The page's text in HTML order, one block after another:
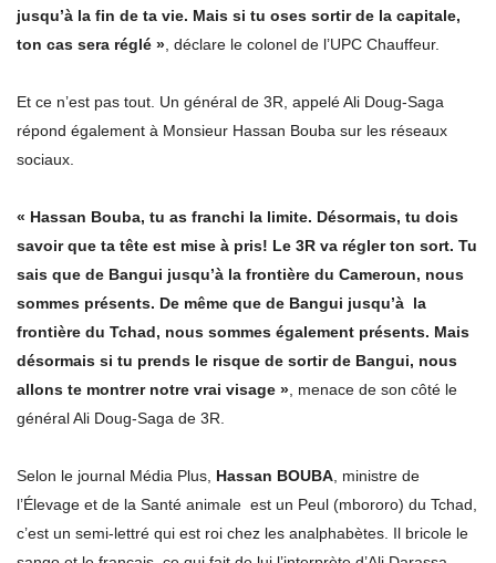
jusqu’à la fin de ta vie. Mais si tu oses sortir de la capitale,
ton cas sera réglé », déclare le colonel de l’UPC Chauffeur.
Et ce n’est pas tout. Un général de 3R, appelé Ali Doug-Saga
répond également à Monsieur Hassan Bouba sur les réseaux
sociaux.
« Hassan Bouba, tu as franchi la limite. Désormais, tu dois
savoir que ta tête est mise à pris! Le 3R va régler ton sort. Tu
sais que de Bangui jusqu’à la frontière du Cameroun, nous
sommes présents. De même que de Bangui jusqu’à la
frontière du Tchad, nous sommes également présents. Mais
désormais si tu prends le risque de sortir de Bangui, nous
allons te montrer notre vrai visage », menace de son côté le
général Ali Doug-Saga de 3R.
Selon le journal Média Plus, Hassan BOUBA, ministre de
l’Élevage et de la Santé animale est un Peul (mbororo) du Tchad,
c’est un semi-lettré qui est roi chez les analphabètes. Il bricole le